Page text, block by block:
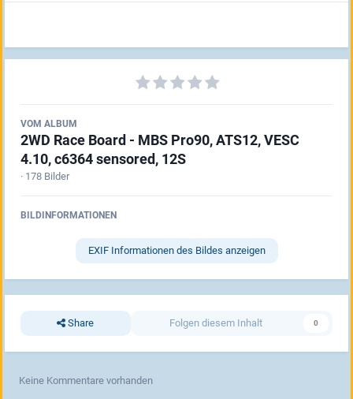
VOM ALBUM
2WD Race Board - MBS Pro90, ATS12, VESC
4.10, c6364 sensored, 12S
· 178 Bilder
BILDINFORMATIONEN
EXIF Informationen des Bildes anzeigen
Share Folgen diesem Inhalt 0
Keine Kommentare vorhanden